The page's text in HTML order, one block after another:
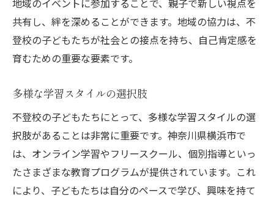
地域のイベントに参加することで、親子で新しい視点を
共有し、絆を深めることができます。地域の協力は、不
登校の子どもたちが社会との接点を持ち、自己肯定感を
育むための重要な要素です。
多様な学習スタイルの選択肢
不登校の子どもたちにとって、多様な学習スタイルの選
択肢があることは非常に重要です。神奈川県横浜市で
は、オンライン学習やフリースクール、個別指導といっ
たさまざまな教育プログラムが提供されています。これ
により、子どもたちは自分のペースで学び、興味を持て